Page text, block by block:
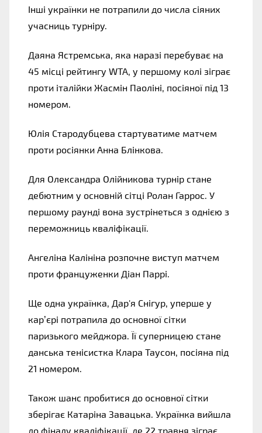
Інші українки не потрапили до числа сіяних
учасниць турніру.
Даяна Ястремська, яка наразі перебуває на
45 місці рейтингу WTA, у першому колі зіграє
проти італійки Жасмін Паоліні, посіяної під 13
номером.
Юлія Стародубцева стартуватиме матчем
проти росіянки Анна Блінкова.
Для Олександра Олійникова турнір стане
дебютним у основній сітці Ролан Гаррос. У
першому раунді вона зустрінеться з однією з
переможниць кваліфікації.
Ангеліна Калініна розпочне виступ матчем
проти француженки Діан Паррі.
Ще одна українка, Дар'я Снігур, уперше у
кар’єрі потрапила до основної сітки
паризького мейджора. Її суперницею стане
данська тенісистка Клара Таусон, посіяна під
21 номером.
Також шанс пробитися до основної сітки
зберігає Катаріна Завацька. Українка вийшла
до фіналу кваліфікації, де 22 травня зіграє